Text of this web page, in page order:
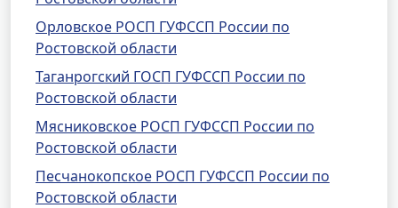
Орловское РОСП ГУФССП России по
Ростовской области
Таганрогский ГОСП ГУФССП России по
Ростовской области
Мясниковское РОСП ГУФССП России по
Ростовской области
Песчанокопское РОСП ГУФССП России по
Ростовской области